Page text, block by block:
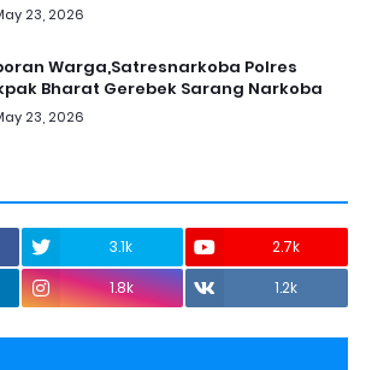
23, 2026
Warga,Satresnarkoba Polres
Bharat Gerebek Sarang Narkoba
23, 2026
3.1k
2.7k
1.8k 1.2k